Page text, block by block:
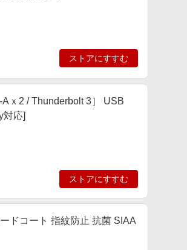
ストアにすすむ
ｘ2 / Thunderbolt 3］ USB
対応]
ストアにすすむ
ドコート 指紋防止 抗菌 SIAA